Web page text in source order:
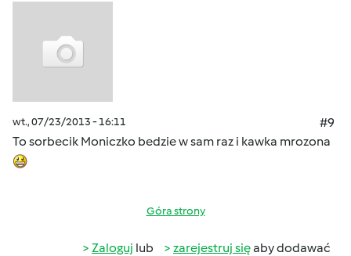
wt., 07/23/2013 - 16:11
#9
To sorbecik Moniczko bedzie w sam raz i kawka mrozona
Góra strony
Zaloguj lub zarejestruj sięaby dodawać